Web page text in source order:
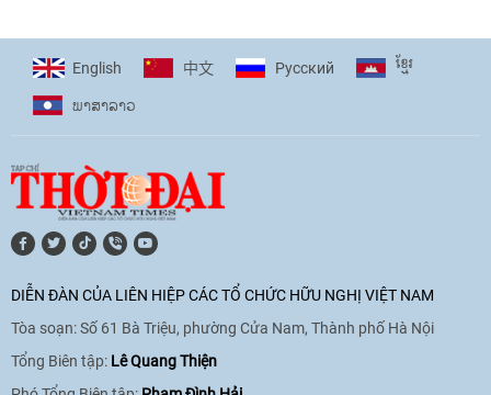
11:10|17/06/2026
hòa bình, hữu nghị giữa các dân tộc"
cho Đại sứ Hungary tại Việt Nam
17:25| 13/06/2026
English 中文 Pусский ខ្មែរ
ພາ​ສາ​ລາວ
DIỄN ĐÀN CỦA LIÊN HIỆP CÁC TỔ CHỨC HỮU NGHỊ VIỆT NAM
Tòa soạn: Số 61 Bà Triệu, phường Cửa Nam, Thành phố Hà Nội
Tổng Biên tập: Lê Quang Thiện